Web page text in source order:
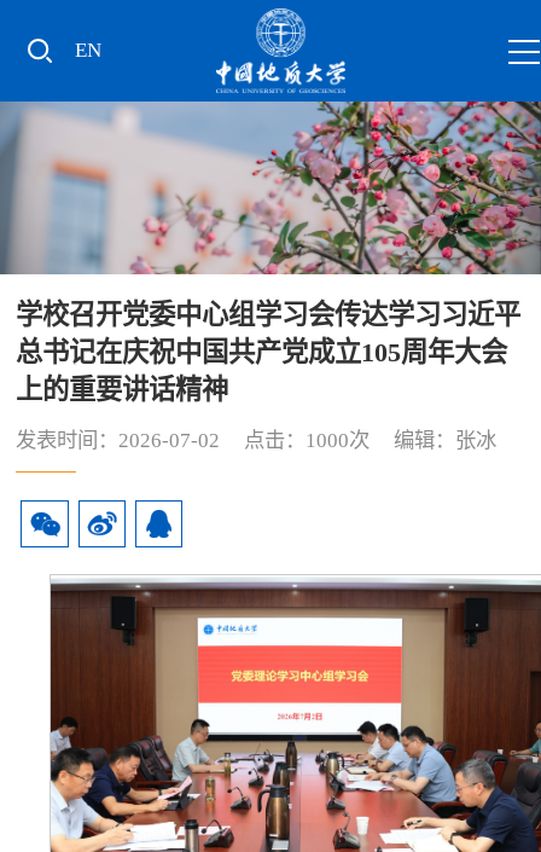
EN
学校召开党委中心组学习会传达学习习近平
总书记在庆祝中国共产党成立105周年大会
上的重要讲话精神
发表时间：2026-07-02 点击： 1000次 编辑：张冰